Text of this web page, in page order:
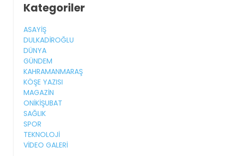
Kategoriler
ASAYİŞ
DULKADİROĞLU
DÜNYA
GÜNDEM
KAHRAMANMARAŞ
KÖŞE YAZISI
MAGAZİN
ONİKİŞUBAT
SAĞLIK
SPOR
TEKNOLOJİ
VİDEO GALERİ